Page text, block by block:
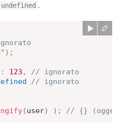
undefined .
) ;
: 123 ,
// ignorato
// ignorato
(user) ) ; // {}